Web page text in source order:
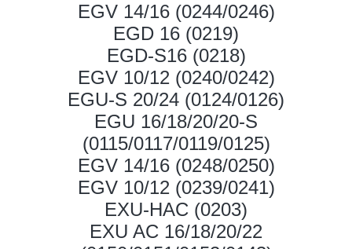
EGV 14/16 (0244/0246)
EGD 16 (0219)
EGD-S16 (0218)
EGV 10/12 (0240/0242)
EGU-S 20/24 (0124/0126)
EGU 16/18/20/20-S
(0115/0117/0119/0125)
EGV 14/16 (0248/0250)
EGV 10/12 (0239/0241)
EXU-HAC (0203)
EXU AC 16/18/20/22